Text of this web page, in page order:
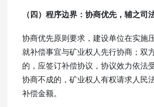
（四）程序边界：协商优先，辅之司
协商优先原则要求，建设单位在实施
就补偿事宜与矿业权人先行协商；双
的，应签订补偿协议，协议效力依法
协商不成的，矿业权人有权请求人民
补偿金额。